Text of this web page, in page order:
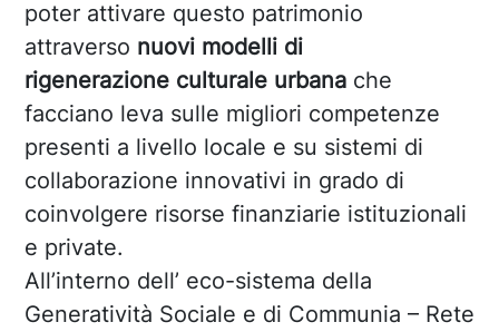
poter attivare questo patrimonio
attraverso nuovi modelli di
rigenerazione culturale urbana che
facciano leva sulle migliori competenze
presenti a livello locale e su sistemi di
collaborazione innovativi in grado di
coinvolgere risorse finanziarie istituzionali
e private.
All’interno dell’ eco-sistema della
Generatività Sociale e di Communia – Rete